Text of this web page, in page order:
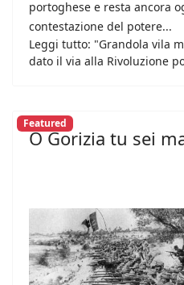
portoghese e resta ancora
contestazione del potere...
Leggi tutto: "Grandola vila
dato il via alla Rivoluzione
Featured
O Gorizia tu sei